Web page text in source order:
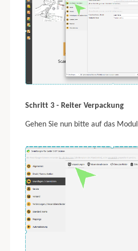
Schritt 3 - Reiter Verpackung
Gehen Sie nun bitte auf das Modul